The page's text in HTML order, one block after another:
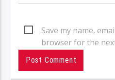
Save my name,
browser for the